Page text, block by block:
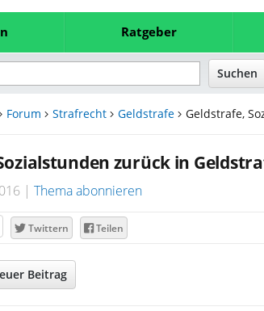
Ratgeber
Forum Strafrecht Geldstrafe Geldstrafe,
zurück in
Thema abonnieren
Twittern Teilen
Beitrag